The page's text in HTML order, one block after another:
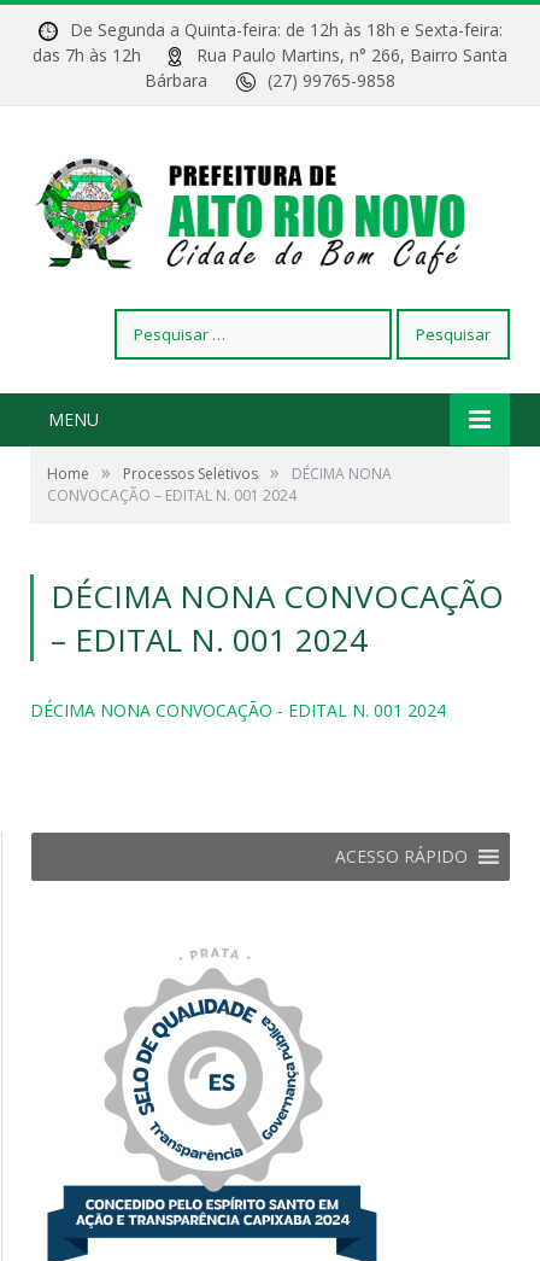
De Segunda a Quinta-feira: de 12h às 18h e Sexta-feira:
das 7h às 12h
Rua Paulo Martins, n° 266, Bairro Santa
Bárbara
(27) 99765-9858
por:
MENU
Home » Processos Seletivos »
DÉCIMA NONA
CONVOCAÇÃO – EDITAL N. 001 2024
DÉCIMA NONA CONVOCAÇÃO
– EDITAL N. 001 2024
DÉCIMA NONA CONVOCAÇÃO - EDITAL N. 001 2024
ACESSO RÁPIDO